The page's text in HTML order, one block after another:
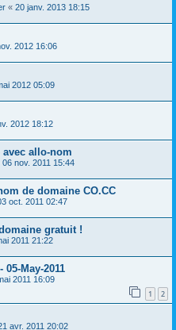
« 20 janv. 2013 18:15
2012 16:06
2012 05:09
2012 18:12
allo-nom
06 nov. 2011 15:44
de domaine CO.CC
oct. 2011 02:47
gratuit !
2011 21:22
May-2011
2011 16:09
1 2
avr. 2011 20:02